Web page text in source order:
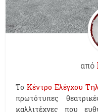
από
Το Κέντρο Ελέγχου
πρωτότυπες
καλλιτέχνες που